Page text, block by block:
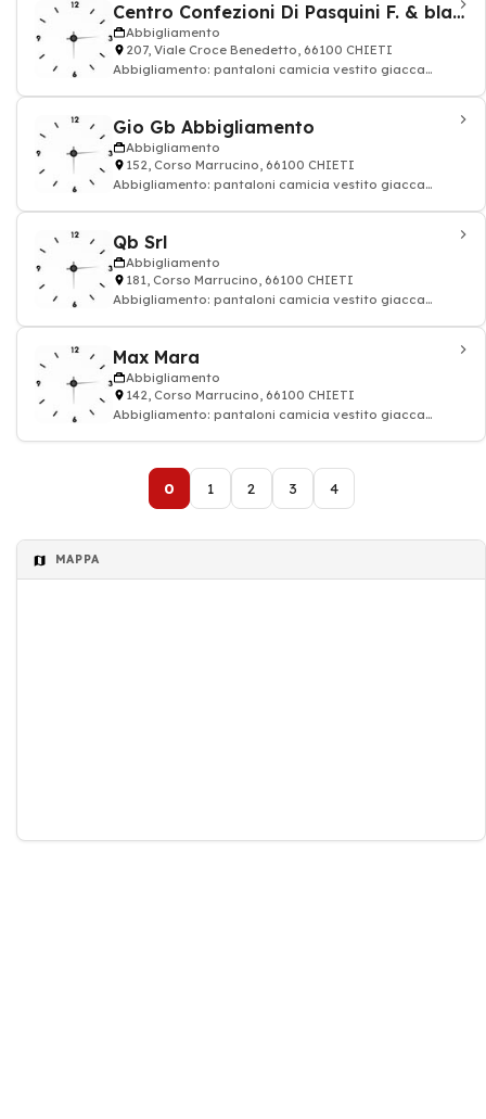
Centro Confezioni Di Pasquini F. & blasioli
Abbigliamento
207, Viale Croce Benedetto, 66100 CHIETI
Abbigliamento: pantaloni camicia vestito giacca
Gio Gb Abbigliamento
Abbigliamento
152, Corso Marrucino, 66100 CHIETI
Abbigliamento: pantaloni camicia vestito giacca
Qb Srl
Abbigliamento
181, Corso Marrucino, 66100 CHIETI
Abbigliamento: pantaloni camicia vestito giacca
Max Mara
Abbigliamento
142, Corso Marrucino, 66100 CHIETI
Abbigliamento: pantaloni camicia vestito giacca
0 1 2 3 4
MAPPA